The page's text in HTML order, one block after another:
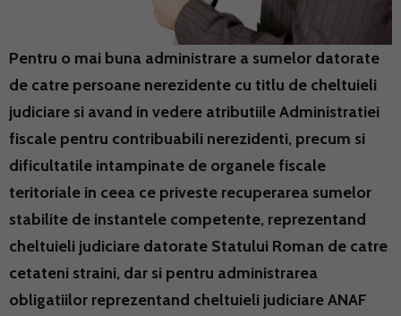
Pentru o mai buna administrare a sumelor datorate
de catre persoane nerezidente cu titlu de cheltuieli
judiciare si avand in vedere atributiile Administratiei
fiscale pentru contribuabili nerezidenti, precum si
dificultatile intampinate de organele fiscale
teritoriale in ceea ce priveste recuperarea sumelor
stabilite de instantele competente, reprezentand
cheltuieli judiciare datorate Statului Roman de catre
cetateni straini, dar si pentru administrarea
obligatiilor reprezentand cheltuieli judiciare ANAF